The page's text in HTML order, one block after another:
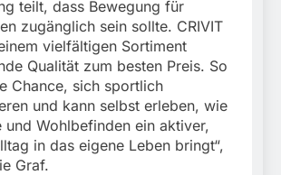
teilt, dass Bewegung für
zugänglich sein sollte. CRIVIT
vielfältigen Sortiment
Qualität zum besten Preis. So
Chance, sich sportlich
und kann selbst erleben, wie
und Wohlbefinden ein aktiver,
in das eigene Leben bringt“,
Graf.